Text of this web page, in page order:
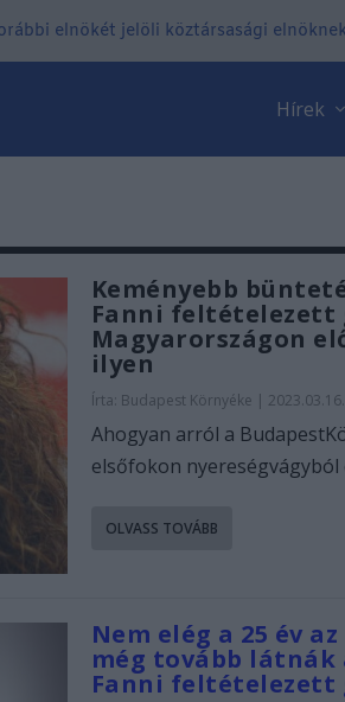
elnökét jelöli köztársasági
Hírek
Keményebb
Fanni feltételezett
Magyarországon
ilyen
Írta: Budapest Környéke |
Ahogyan arról a
elsőfokon nyereségvágyból
OLVASS TOVÁBB
Nem elég a 25 év
még tovább látnák
Fanni feltételezett